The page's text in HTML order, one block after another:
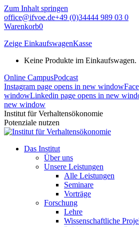
Zum Inhalt springen
office@ifvoe.de+49 (0)34444 989 03 0
Warenkorb0
Zeige EinkaufswagenKasse
Keine Produkte im Einkaufswagen.
Online CampusPodcast
Instagram page opens in new window
windowLinkedin page opens in new
new window
Institut für Verhaltensökonomie
Potenziale nutzen
Das Institut
Über uns
Unsere Leistungen
Alle Leistungen
Seminare
Vorträge
Forschung
Lehre
Wissenschaftliche